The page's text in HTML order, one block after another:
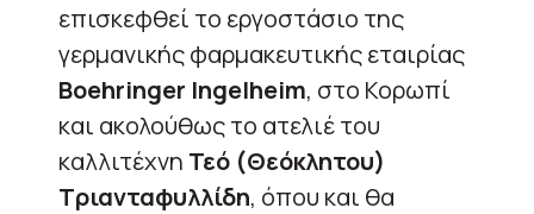
επισκεφθεί το εργοστάσιο της
γερμανικής φαρμακευτικής εταιρίας
Boehringer Ingelheim, στο Κορωπί
και ακολούθως το ατελιέ του
καλλιτέχνη Τεό (Θεόκλητου)
Τριανταφυλλίδη, όπου και θα